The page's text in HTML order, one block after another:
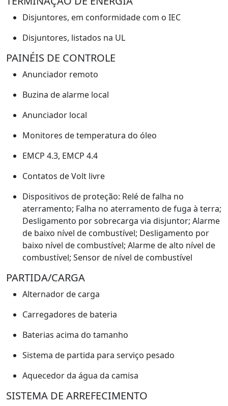
Disjuntores, em conformidade com o IEC
Disjuntores, listados na UL
PAINÉIS DE CONTROLE
Anunciador remoto
Buzina de alarme local
Anunciador local
Monitores de temperatura do óleo
EMCP 4.3, EMCP 4.4
Contatos de Volt livre
Dispositivos de proteção: Relé de falha no
aterramento; Falha no aterramento de fuga à terra;
Desligamento por sobrecarga via disjuntor; Alarme
de baixo nível de combustível; Desligamento por
baixo nível de combustível; Alarme de alto nível de
combustível; Sensor de nível de combustível
PARTIDA/CARGA
Alternador de carga
Carregadores de bateria
Baterias acima do tamanho
Sistema de partida para serviço pesado
Aquecedor da água da camisa
SISTEMA DE ARREFECIMENTO